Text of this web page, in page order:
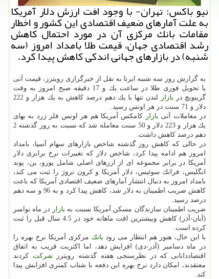
نیو باكس: تهران- با وجود افت ارزش دلار آمریكا
به علت آمارهای ضعیف اقتصادی این كشور و اخطار
مقامات بانك مركزی آن در مورد احتمال كاهش
رشد اقتصادی جهان، قیمت طلا بامداد امروز (سه
شنبه) در بازارهای جهانی اندكی كاهش پیدا كرد.
به گزارش روز سه شنبه ایرنا به نقل از خبرگزاری رویترز، قیمت آنی
یا تحویل فوری طلا در ساعت یك و 17 دقیقه صبح امروز به وقت
گرینویچ در بازار
لندن تنها با یك دهم درصد كاهش به یك هزار و 222
دلار و 71 سنت در هر اونس رسید.
در معاملات آتی بازار
كامكس آمریكا هم هر اونس فلز زرد به بهای
یك هزار و 223 دلار و 50 سنت معامله شد كه نسبت به روز گذشته 2
دهم درصد كاهش داشت.
در حالی كه كاهش روز گذشته شاخص بازارهای سهام آسیا، بامداد
امروز هم ادامه پیدا كرد، شاخص دلار كه تغییرات نرخ برابری دلار
آمریكا در برابر مجموعه ای از ارزهای اصلی شامل یورو، ین، پوند
انگلیس، فرانك سوئیس، دلار آمریكا و كرون نروژ را ثبت می كند،
بامداد امروز به دنبال انتشار آمارهای ضعیف اقتصادی آمریكا كه باعث
كاهش ضریب اطمینان به دلار شد، كاهش پیدا كرد و به 96 و سه دهم
درصد رسید.
ضریب اطمینان سازندگان مسكن آمریكا نسبت به بازار در ماه نوامبر
(آبان-آذر) كاهش وبیشترین افت ماهانه خود در 4.5 سال قبل را ثبت
كرده است.
با این حال، هنوز هم انتظار می رود بانك مركزی آمریكا نرخ بهره را
در ماه دسامبر (آذر-دی) افزایش دهد، اما اكثریت قریب به اتفاق
اقتصاددانانی كه در نظرسنجی هفته گذشته رویترز شركت كردند
معتقدند، امكان دارد نرخ بهره این دفعه با شتاب كمتری افزایش پیدا
كند.